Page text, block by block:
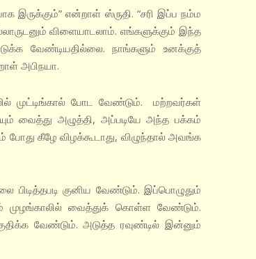
இருக்கும்” என்றாள் ஸ்ருதி. “சரி இப்ப நம்ம
விளையாடலாம். எங்களுக்கும் இந்த
வேண்டியதில்லை. நாங்களும் உனக்குத்
அபிநயா.
முட்டிங்கால் போட வேண்டும். மற்றவர்கள்
வைத்து அழுத்தி, அப்படியே அந்த பக்கம்
போது கீழே விழக்கூடாது, விழுந்தால் அவங்க
பிடித்தபடி குனிய வேண்டும். இப்பொழுதும்
முழங்காலில் வைத்துக் கொள்ள வேண்டும்.
வேண்டும். அடுத்த ரவுண்டில் இன்னும்